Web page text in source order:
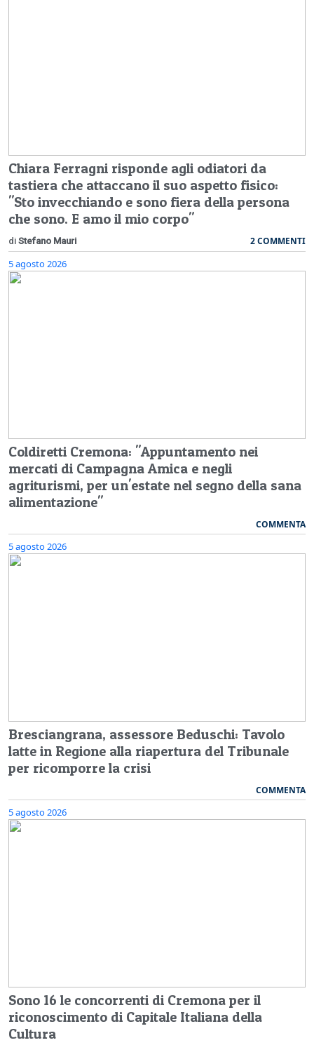
Chiara Ferragni risponde agli odiatori da
tastiera che attaccano il suo aspetto fisico:
"Sto invecchiando e sono fiera della persona
che sono. E amo il mio corpo"
di Stefano Mauri 2 COMMENTI
5 agosto 2026
Coldiretti Cremona: "Appuntamento nei
mercati di Campagna Amica e negli
agriturismi, per un'estate nel segno della sana
alimentazione"
COMMENTA
5 agosto 2026
Bresciangrana, assessore Beduschi: Tavolo
latte in Regione alla riapertura del Tribunale
per ricomporre la crisi
COMMENTA
5 agosto 2026
Sono 16 le concorrenti di Cremona per il
riconoscimento di Capitale Italiana della
Cultura